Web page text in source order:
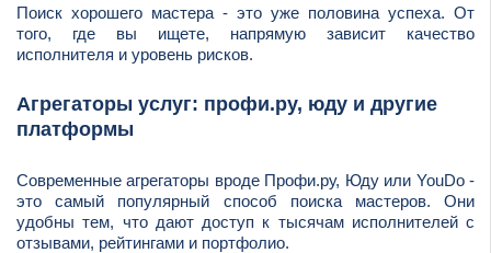
Поиск хорошего мастера - это уже половина успеха. От
того, где вы ищете, напрямую зависит качество
исполнителя и уровень рисков.
Агрегаторы услуг: профи.ру, юду и другие
платформы
Современные агрегаторы вроде Профи.ру, Юду или YouDo -
это самый популярный способ поиска мастеров. Они
удобны тем, что дают доступ к тысячам исполнителей с
отзывами, рейтингами и портфолио.